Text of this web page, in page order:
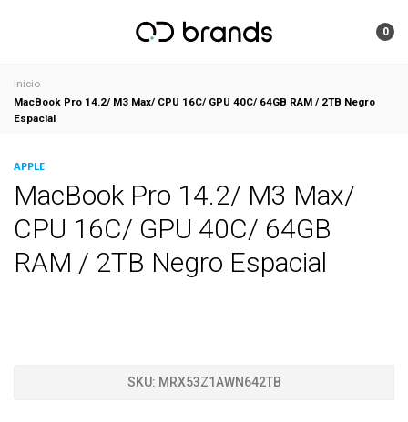
0
Inicio
MacBook Pro 14.2/ M3 Max/ CPU 16C/ GPU 40C/ 64GB RAM / 2TB Negro
Espacial
APPLE
MacBook Pro 14.2/ M3 Max/
CPU 16C/ GPU 40C/ 64GB
RAM / 2TB Negro Espacial
SKU: MRX53Z1AWN642TB